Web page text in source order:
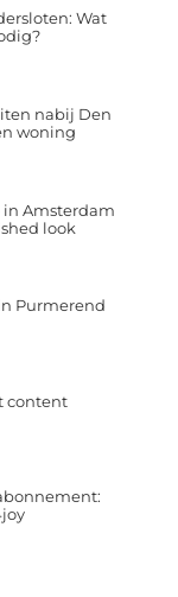
Wat
nabij Den
woning
in Amsterdam
look
Purmerend
content